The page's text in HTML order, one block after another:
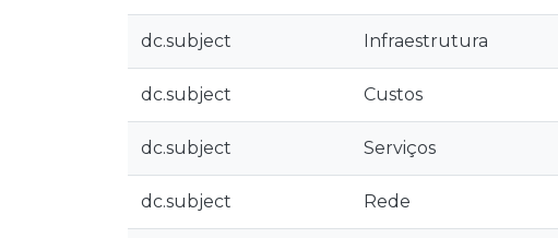
dc.subject Infraestrutura
dc.subject Custos
dc.subject Serviços
dc.subject Rede